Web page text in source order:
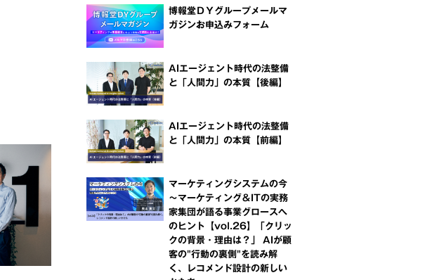
博報堂ＤＹグループメールマ
ガジンお申込みフォーム
AIエージェント時代の法整備
と「人間力」の本質【後編】
AIエージェント時代の法整備
と「人間力」の本質【前編】
マーケティングシステムの今
～マーケティング＆ITの実務
家集団が語る事業グロースへ
のヒント【vol.26】「クリッ
クの背景・理由は？」 AIが顧
客の"行動の裏側"を読み解
く、レコメンド設計の新しい